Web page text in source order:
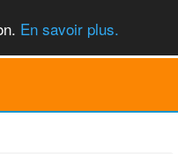
En savoir plus.